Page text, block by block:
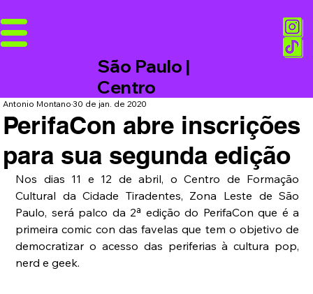
São Paulo |
Centro
PerifaCon abre inscrições
para sua segunda edição
Antonio Montano30 de jan. de 2020
Nos dias 11 e 12 de abril, o Centro de Formação
Cultural da Cidade Tiradentes, Zona Leste de São
Paulo, será palco da 2ª edição do PerifaCon que é a
primeira comic con das favelas que tem o objetivo de
democratizar o acesso das periferias à cultura pop,
nerd e geek.